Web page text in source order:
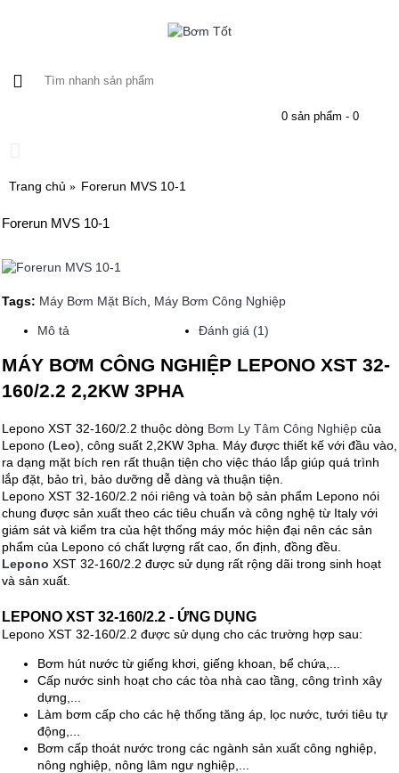
0 sản phẩm - 0
Trang chủ Forerun MVS 10-1
Forerun MVS 10-1
Tags: Máy Bơm Mặt Bích Máy Bơm Công Nghiệp
Mô tả Đánh giá (1)
MÁY BƠM CÔNG NGHIỆP LEPONO XST 32-
160/2.2 2,2KW 3PHA
Lepono XST 32-160/2.2 thuộc dòng Bơm Ly Tâm Công Nghiệp của
Lepono (Leo), công suất 2,2KW 3pha. Máy được thiết kế với đầu vào,
ra dạng mặt bích ren rất thuận tiện cho việc tháo lắp giúp quá trình
lắp đặt, bảo trì, bảo dưỡng dễ dàng và thuận tiện.
Lepono XST 32-160/2.2 nói riêng và toàn bộ sản phẩm Lepono nói
chung được sản xuất theo các tiêu chuẩn và công nghệ từ Italy với
giám sát và kiểm tra của hệt thống máy móc hiện đại nên các sản
phẩm của Lepono có chất lượng rất cao, ổn định, đồng đều.
Lepono XST 32-160/2.2 được sử dụng rất rộng dãi trong sinh hoạt
và sản xuất.
LEPONO XST 32-160/2.2 - ỨNG DỤNG
Lepono XST 32-160/2.2 được sử dụng cho các trường hợp sau:
Bơm hút nước từ giếng khơi, giếng khoan, bể chứa,...
Cấp nước sinh hoạt cho các tòa nhà cao tầng, công trình xây
dựng,...
Làm bơm cấp cho các hệ thống tăng áp, lọc nước, tưới tiêu tự
động,...
Bơm cấp thoát nước trong các ngành sản xuất công nghiệp,
nông nghiệp, nông lâm ngư nghiệp,...